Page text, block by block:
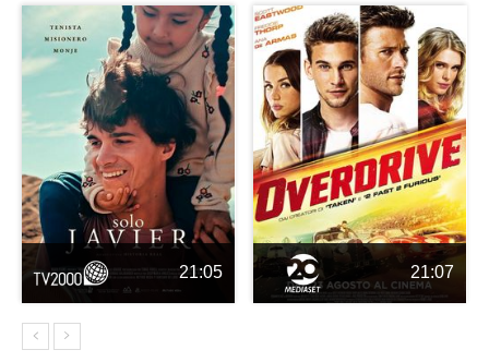
21:05 21:07